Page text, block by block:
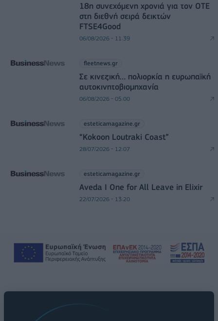
18η συνεχόμενη χρονιά για τον ΟΤΕ
στη διεθνή σειρά δεικτών
FTSE4Good
06/08/2026 - 11:39
fleetnews.gr
Σε κινεζική… πολιορκία η ευρωπαϊκή
αυτοκινητοβιομηχανία
06/08/2026 - 05:00
esteticamagazine.gr
“Kokoon Loutraki Coast”
28/07/2026 - 12:07
esteticamagazine.gr
Aveda I One for All Leave in Elixir
22/07/2026 - 13:20